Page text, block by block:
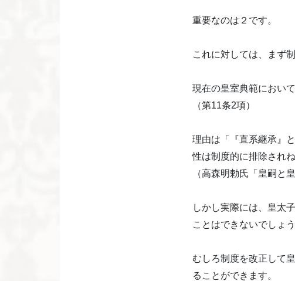
重要なのは２です。
これに対しては、まず
現在の皇室典範におい
（第11条2項）
理由は「『直系継承』
性は制度的に排除され
（高森明勅氏「皇嗣と
しかし実際には、皇太
ことはできないでしょう
むしろ制度を改正して
ることができます。